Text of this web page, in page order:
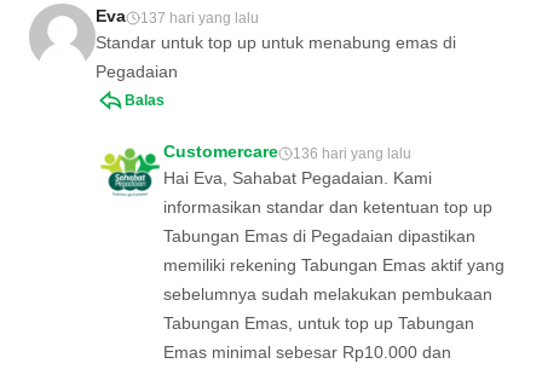
Eva 137 hari yang lalu
Standar untuk top up untuk menabung emas di
Pegadaian
Balas
Customercare 136 hari yang lalu
Hai Eva, Sahabat Pegadaian. Kami
informasikan standar dan ketentuan top up
Tabungan Emas di Pegadaian dipastikan
memiliki rekening Tabungan Emas aktif yang
sebelumnya sudah melakukan pembukaan
Tabungan Emas, untuk top up Tabungan
Emas minimal sebesar Rp10.000 dan